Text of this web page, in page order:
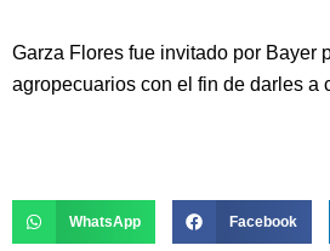
Garza Flores fue invitado por Bayer
agropecuarios con el fin de darles a
WhatsApp Facebook